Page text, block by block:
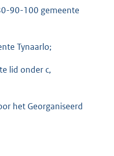
90-100 gemeente
Tynaarlo;
lid onder c,
het Georganiseerd